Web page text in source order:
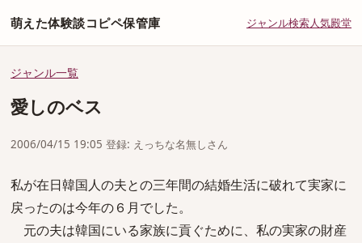
萌えた体験談コピペ保管庫 ジャンル検索人気殿堂
ジャンル一覧
愛しのベス
2006/04/15 19:05 登録: えっちな名無しさん
私が在日韓国人の夫との三年間の結婚生活に破れて実家に
戻ったのは今年の６月でした。
元の夫は韓国にいる家族に貢ぐために、私の実家の財産